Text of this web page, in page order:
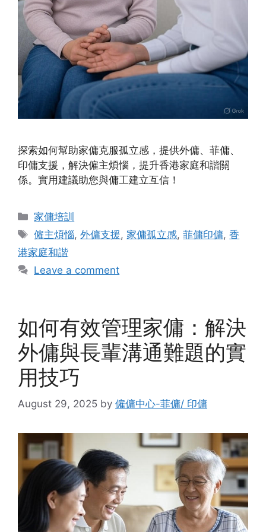
探索如何幫助家傭克服孤立感，提供外傭、菲傭、
印傭支援，解決僱主煩惱，提升香港家庭和諧關
係。實用建議助您與傭工建立互信！
Categories
家傭培訓
Tags
僱主煩惱,外傭支援, 家傭孤立感,菲傭印傭,香
港家庭和諧
Leave a comment
如何有效管理家傭：解決
外傭與長輩溝通難題的實
用技巧
August 29, 2025 by 僱傭中心-菲傭/ 印傭